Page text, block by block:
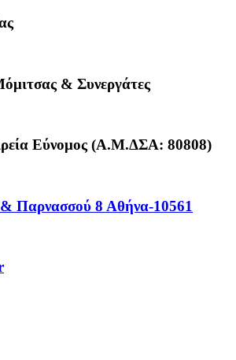
& Συνεργάτες
Εύνομος (Α.Μ.ΔΣΑ: 80808)
Παρνασσού 8 Αθήνα-10561